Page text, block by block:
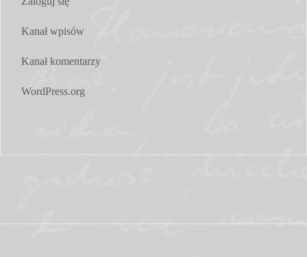
Kanał wpisów
Kanał komentarzy
WordPress.org